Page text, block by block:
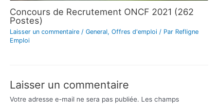
Concours de Recrutement ONCF 2021 (262
Postes)
Laisser un commentaire / General, Offres d'emploi / Par Refligne
Emploi
Laisser un commentaire
Votre adresse e-mail ne sera pas publiée. Les champs